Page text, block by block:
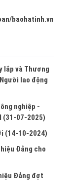
baohatinh.vn
lắp và Thương
lao động
nghiệp -
(31-07-2025)
(14-10-2024)
hiệu Đảng cho
Đảng đợt